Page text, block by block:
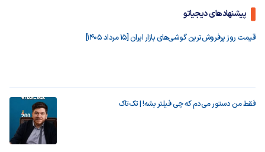
پیشنهادهای دیجیاتو
قیمت روز پرفروش‌ترین گوشی‌های بازار ایران [15 مرداد 1405]
فقط من دستور می‌دم که چی فیلتر بشه! | تک‌تاک